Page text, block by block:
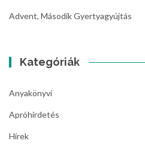
Advent, Második Gyertyagyújtás
Kategóriák
Anyakönyvi
Apróhirdetés
Hírek